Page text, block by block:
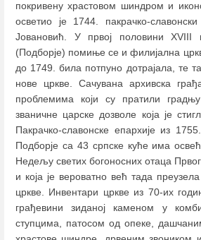
покривену храстовом шиндром и
осветио је 1744. пакрачко-
Јовановић. У првој половини
(Подборје) помиње се и филијална
до 1749. била потпуно дотрајала, те
нове цркве. Сачувана архивска
проблемима који су пратили
званичне царске дозволе која је
Пакрачко-славонске епархије из
Подборје са 43 српске куће има
Недељу светих богоносних отаца
и која је вероватно већ тада
цркве. Инвентари цркве из 70-их
грађевини зиданој каменом у
ступцима, патосом од опеке,